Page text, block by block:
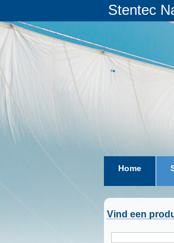
Stentec
Home
Vind een